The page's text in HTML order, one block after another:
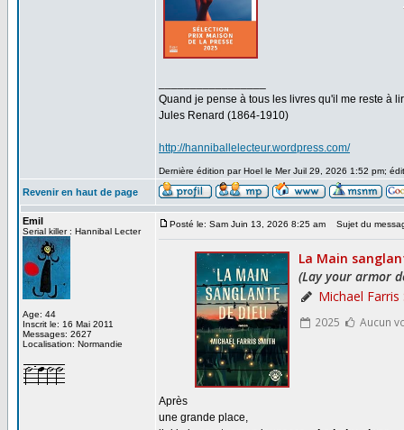
Quand je pense à tous les livres qu'il me reste à
Jules Renard (1864-1910)
http://hanniballelecteur.wordpress.com/
Dernière édition par Hoel le Mer Juil 29, 2026 1:52 pm;
Revenir en haut de page
Emil
Serial killer : Hannibal Lecter
Age: 44
Inscrit le: 16 Mai 2011
Messages: 2627
Localisation: Normandie
Posté le: Sam Juin 13, 2026 8:25 am Sujet du
Après
une grande place,